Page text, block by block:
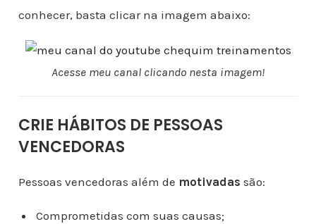
conhecer, basta clicar na imagem abaixo:
Acesse meu canal clicando nesta imagem!
CRIE HÁBITOS DE PESSOAS
VENCEDORAS
Pessoas vencedoras além de motivadas são:
Comprometidas com suas causas;